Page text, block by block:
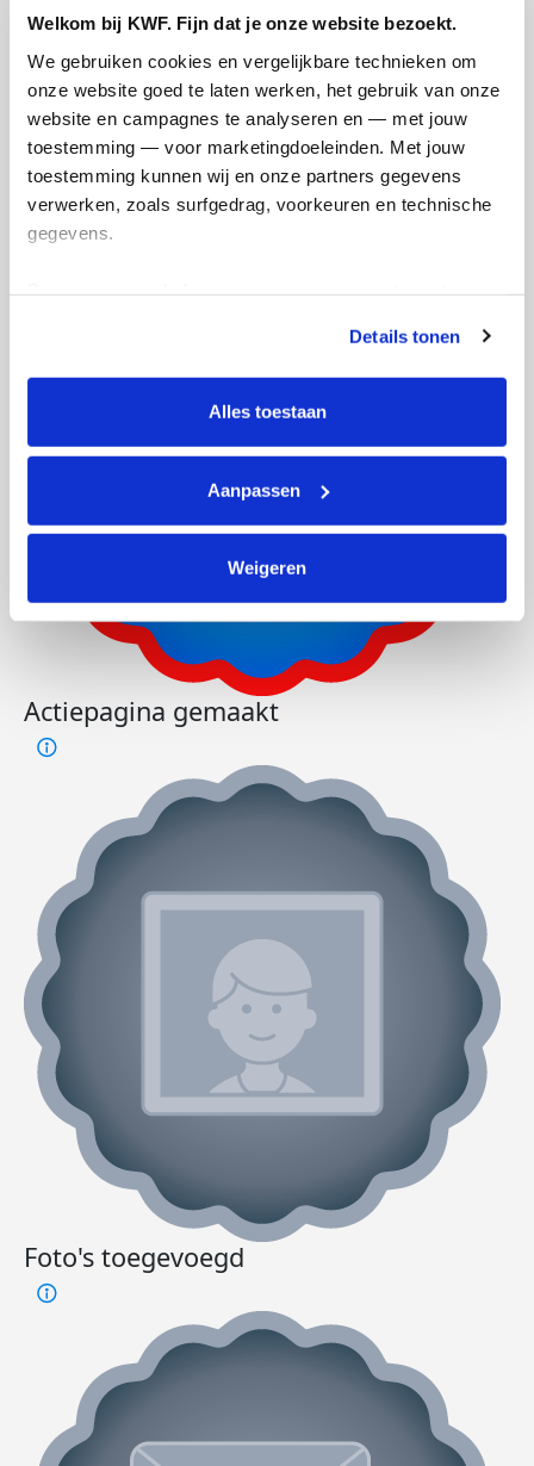
Welkom bij KWF. Fijn dat je onze website bezoekt.
We gebruiken cookies en vergelijkbare technieken om
onze website goed te laten werken, het gebruik van onze
website en campagnes te analyseren en — met jouw
toestemming — voor marketingdoeleinden. Met jouw
toestemming kunnen wij en onze partners gegevens
verwerken, zoals surfgedrag, voorkeuren en technische
gegevens.
tonen. Je kunt je toestemming op elk moment wijzigen of
intrekken via Cookie instellingen onderaan de pagina. De
lijst met cookies is te vinden in het tabblad “details”.
Details tonen
Alles toestaan
Aanpassen
Weigeren
Doneer
Lotte's badges
Actiepagina gemaakt
Foto's toegevoegd